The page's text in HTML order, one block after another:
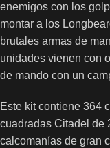
enemigos con los
montar a los
brutales armas de
unidades vienen con
de mando con un
Este kit contiene 364
cuadradas Citadel de
calcomanías de gran